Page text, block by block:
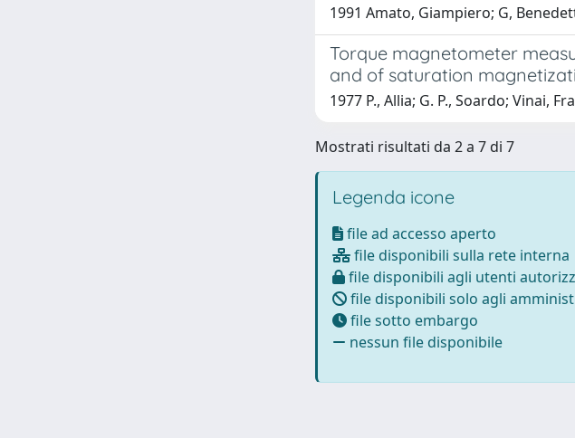
1991 Amato, Giampiero; G,
Torque magnetometer
and of saturation
1977 P., Allia; G. P., Soardo; Vinai,
Mostrati risultati da 2 a 7 di 7
Legenda icone
file ad accesso aperto
file disponibili sulla rete interna
file disponibili agli utenti
file disponibili solo agli
file sotto embargo
nessun file disponibile